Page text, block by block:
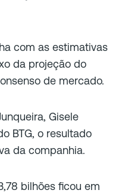
com as estimativas
da projeção do
de mercado.
Gisele
BTG, o resultado
da companhia.
bilhões ficou em